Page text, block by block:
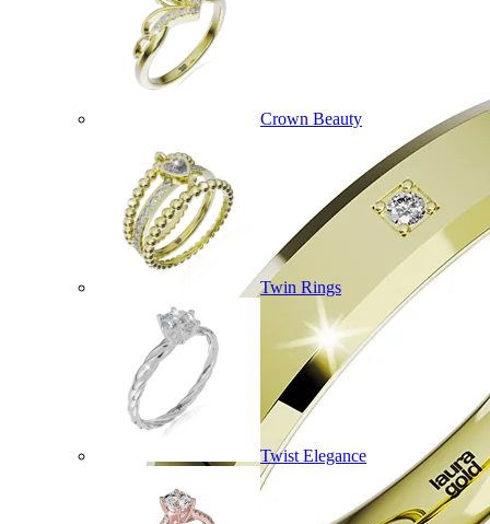
Crown Beauty
Twin Rings
Twist Elegance